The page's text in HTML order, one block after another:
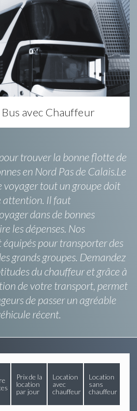
avec Chauffeur
trouver la bonne flotte de
en Nord Pas de Calais.Le
voyager tout un groupe doit
attention. Il faut
dans de bonnes
les dépenses. Nos
pour transporter des
grands groupes. Demandez
du chauffeur et grâce à
de votre transport, permet
de passer un agréable
récent.
Prix de la
location
par jour
Location
avec
chauffeur
Location
sans
chauffeur